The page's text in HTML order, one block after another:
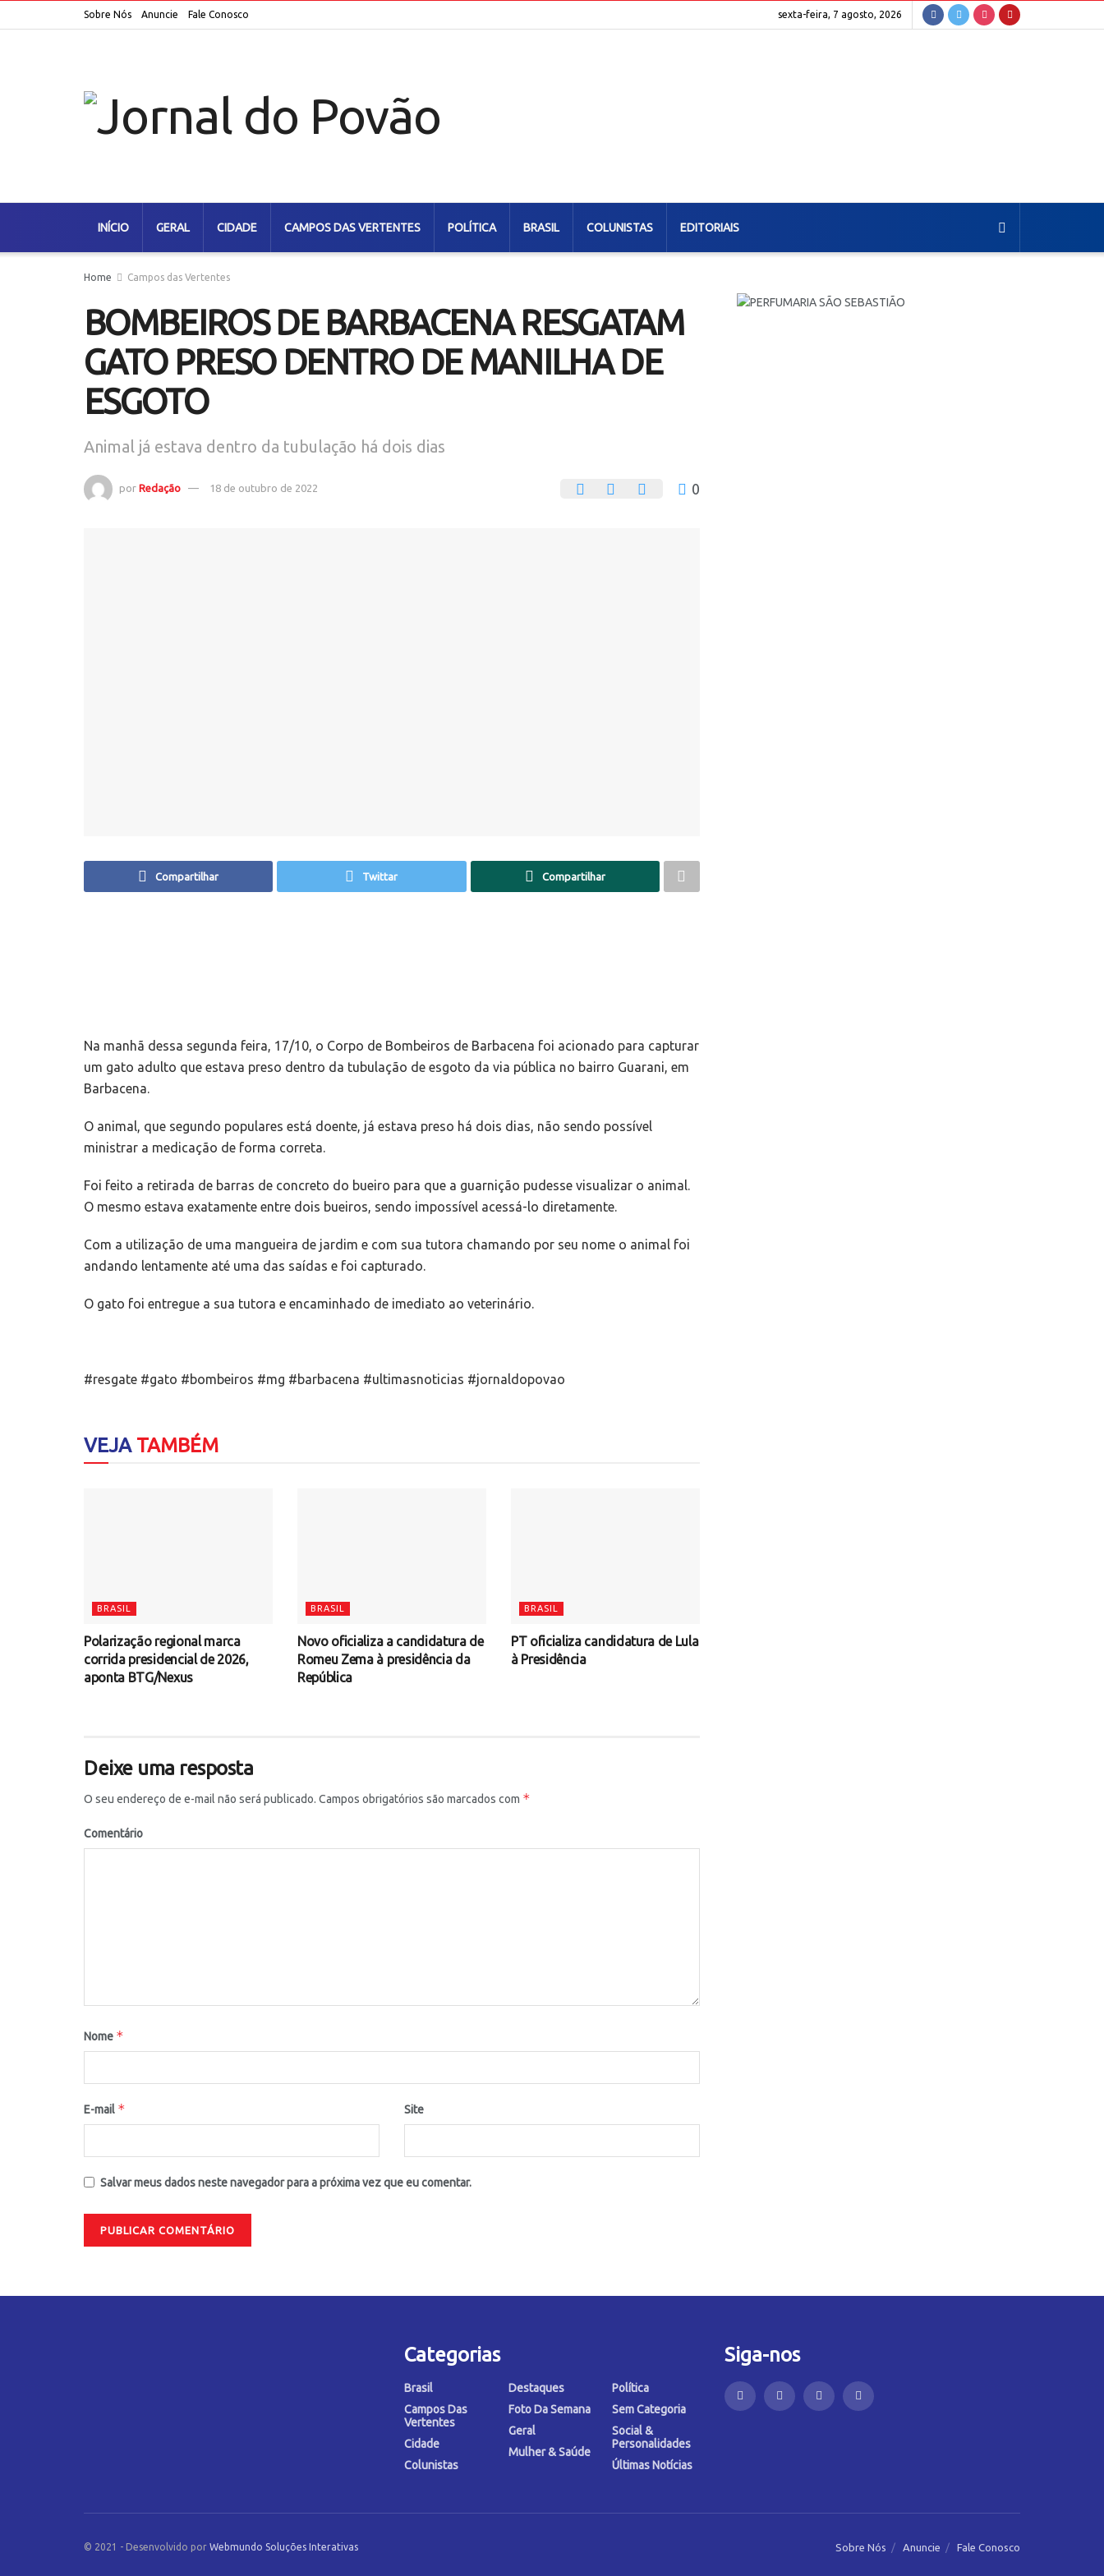
Sobre Nós Anuncie Fale Conosco sexta-feira, 7 agosto, 2026
INÍCIO GERAL CIDADE CAMPOS DAS VERTENTES POLÍTICA BRASIL COLUNISTAS EDITORIAIS
Home Campos das Vertentes
BOMBEIROS DE BARBACENA RESGATAM
GATO PRESO DENTRO DE MANILHA DE
ESGOTO
Animal já estava dentro da tubulação há dois dias
por Redação 18 de outubro de 2022 0
Compartilhar Twittar Compartilhar
Na manhã dessa segunda feira, 17/10, o Corpo de Bombeiros de Barbacena foi acionado para capturar
um gato adulto que estava preso dentro da tubulação de esgoto da via pública no bairro Guarani, em
Barbacena.
O animal, que segundo populares está doente, já estava preso há dois dias, não sendo possível
ministrar a medicação de forma correta.
Foi feito a retirada de barras de concreto do bueiro para que a guarnição pudesse visualizar o animal.
O mesmo estava exatamente entre dois bueiros, sendo impossível acessá-lo diretamente.
Com a utilização de uma mangueira de jardim e com sua tutora chamando por seu nome o animal foi
andando lentamente até uma das saídas e foi capturado.
O gato foi entregue a sua tutora e encaminhado de imediato ao veterinário.
#resgate #gato #bombeiros #mg #barbacena #ultimasnoticias #jornaldopovao
VEJATAMBÉM
BRASIL
Polarização regional marca
corrida presidencial de 2026,
aponta BTG/Nexus
BRASIL
Novo oficializa a candidatura de
Romeu Zema à presidência da
República
BRASIL
PT oficializa candidatura de Lula
à Presidência
Deixe uma resposta
O seu endereço de e-mail não será publicado. Campos obrigatórios são marcados com *
Comentário
Nome *
E-mail * Site
Salvar meus dados neste navegador para a próxima vez que eu comentar.
Categorias
Brasil
Campos Das
Vertentes
Cidade
Colunistas
Destaques
Foto Da Semana
Geral
Mulher & Saúde
Política
Sem Categoria
Social &
Personalidades
Últimas Notícias
Siga-nos
Sobre Nós Anuncie Fale Conosco
© 2021 - Desenvolvido por Webmundo Soluções Interativas